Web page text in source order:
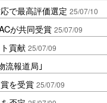
で最高評価選定 25/07/10
が共同受賞 25/07/09
貢献 25/07/09
流報道局｣
を受賞 25/07/09